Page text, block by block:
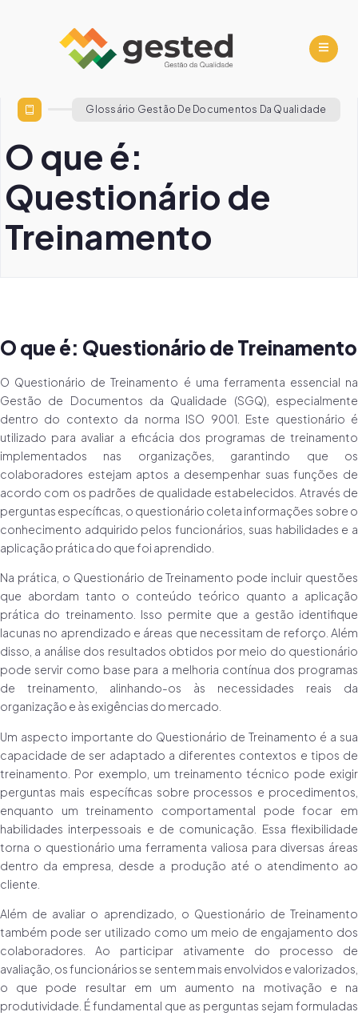
Glossário Gestão De Documentos Da Qualidade
O que é:
Questionário de
Treinamento
O que é: Questionário de Treinamento
O Questionário de Treinamento é uma ferramenta essencial na
Gestão de Documentos da Qualidade (SGQ), especialmente
dentro do contexto da norma ISO 9001. Este questionário é
utilizado para avaliar a eficácia dos programas de treinamento
implementados nas organizações, garantindo que os
colaboradores estejam aptos a desempenhar suas funções de
acordo com os padrões de qualidade estabelecidos. Através de
perguntas específicas, o questionário coleta informações sobre o
conhecimento adquirido pelos funcionários, suas habilidades e a
aplicação prática do que foi aprendido.
Na prática, o Questionário de Treinamento pode incluir questões
que abordam tanto o conteúdo teórico quanto a aplicação
prática do treinamento. Isso permite que a gestão identifique
lacunas no aprendizado e áreas que necessitam de reforço. Além
disso, a análise dos resultados obtidos por meio do questionário
pode servir como base para a melhoria contínua dos programas
de treinamento, alinhando-os às necessidades reais da
organização e às exigências do mercado.
Um aspecto importante do Questionário de Treinamento é a sua
capacidade de ser adaptado a diferentes contextos e tipos de
treinamento. Por exemplo, um treinamento técnico pode exigir
perguntas mais específicas sobre processos e procedimentos,
enquanto um treinamento comportamental pode focar em
habilidades interpessoais e de comunicação. Essa flexibilidade
torna o questionário uma ferramenta valiosa para diversas áreas
dentro da empresa, desde a produção até o atendimento ao
cliente.
Além de avaliar o aprendizado, o Questionário de Treinamento
também pode ser utilizado como um meio de engajamento dos
colaboradores. Ao participar ativamente do processo de
avaliação, os funcionários se sentem mais envolvidos e valorizados,
o que pode resultar em um aumento na motivação e na
produtividade. É fundamental que as perguntas sejam formuladas